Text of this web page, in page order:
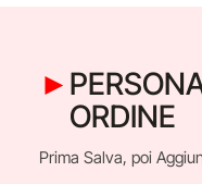
ORDINE
Prima Salva, poi